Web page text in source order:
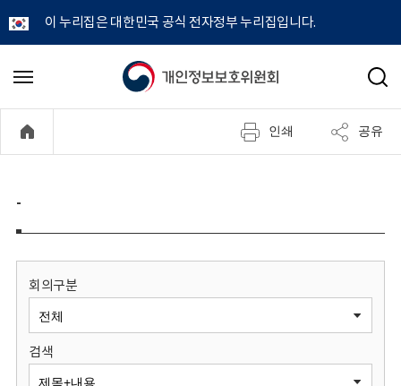
이 누리집은 대한민국 공식 전자정부 누리집입니다.
개
정
보
원
메
기
검
인쇄 공유
-
회의구분
검색